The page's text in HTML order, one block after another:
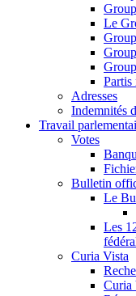
Le
Partis
Adresses
Indemnités
Travail
Votes
Bulletin
Le
Les
Curia Vista
Curia